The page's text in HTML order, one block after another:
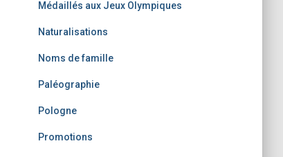
Médaillés aux Jeux Olympiques
Naturalisations
Noms de famille
Paléographie
Pologne
Promotions